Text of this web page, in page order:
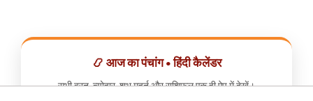
📿 आज का पंचांग • हिंदी कैलेंडर
सभी व्रत, त्योहार, शुभ मुहूर्त और राशिफल एक ही ऐप में देखें।